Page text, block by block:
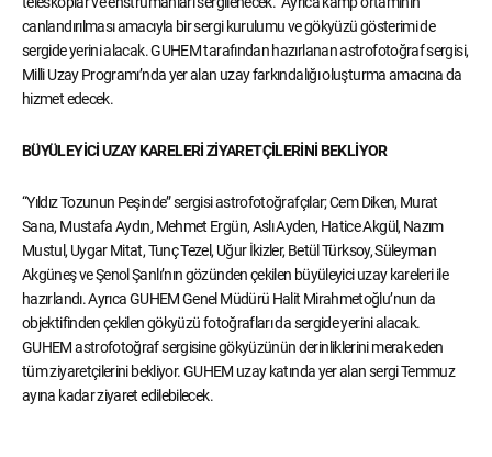
canlandırılması amacıyla bir sergi kurulumu ve gökyüzü gösterimi de
sergide yerini alacak. GUHEM tarafından hazırlanan astrofotoğraf sergisi,
Milli Uzay Programı’nda yer alan uzay farkındalığı oluşturma amacına da
hizmet edecek.
BÜYÜLEYİCİ UZAY KARELERİ ZİYARETÇİLERİNİ BEKLİYOR
“Yıldız Tozunun Peşinde” sergisi astrofotoğrafçılar; Cem Diken, Murat
Sana, Mustafa Aydın, Mehmet Ergün, Aslı Ayden, Hatice Akgül, Nazım
Mustul, Uygar Mitat, Tunç Tezel, Uğur İkizler, Betül Türksoy, Süleyman
Akgüneş ve Şenol Şanlı’nın gözünden çekilen büyüleyici uzay kareleri ile
hazırlandı. Ayrıca GUHEM Genel Müdürü Halit Mirahmetoğlu’nun da
objektifinden çekilen gökyüzü fotoğrafları da sergide yerini alacak.
GUHEM astrofotoğraf sergisine gökyüzünün derinliklerini merak eden
tüm ziyaretçilerini bekliyor. GUHEM uzay katında yer alan sergi Temmuz
ayına kadar ziyaret edilebilecek.